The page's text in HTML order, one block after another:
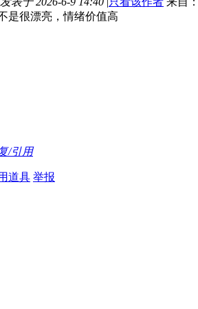
是很漂亮，情绪价值高
/引用
道具 举报